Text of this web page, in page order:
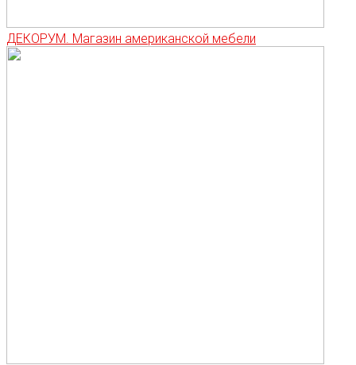
ДЕКОРУМ. Магазин американской мебели